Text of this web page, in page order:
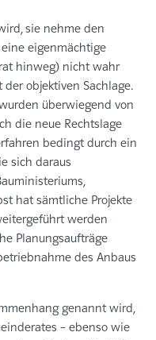
sie nehme den
eigenmächtige
hinweg) nicht wahr
objektiven Sachlage.
überwiegend von
die neue Rechtslage
bedingt durch ein
sich daraus
hat sämtliche Projekte
werden
Planungsaufträge
des Anbaus
genannt wird,
– ebenso wie